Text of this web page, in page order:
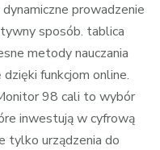
prowadzenie
sposób. tablica
metody nauczania
funkcjom online.
98 cali to wybór
inwestują w cyfrową
tylko urządzenia do